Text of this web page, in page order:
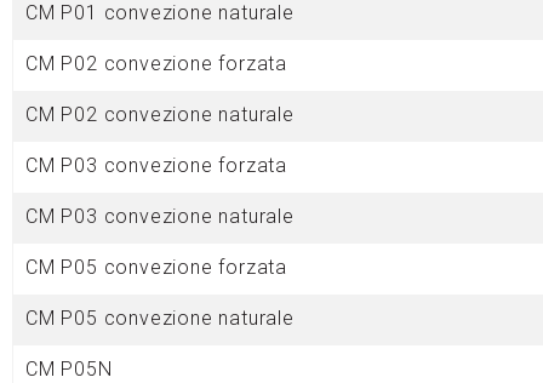
CM P01 convezione naturale
CM P02 convezione forzata
CM P02 convezione naturale
CM P03 convezione forzata
CM P03 convezione naturale
CM P05 convezione forzata
CM P05 convezione naturale
CM P05N